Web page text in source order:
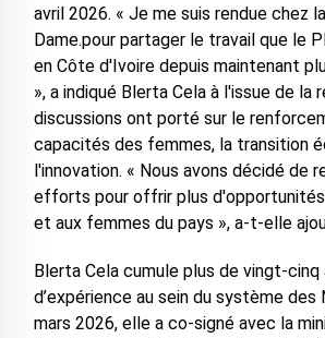
avril 2026. « Je me suis rendue chez
Dame.pour partager le travail que le
en Côte d'Ivoire depuis maintenant
», a indiqué Blerta Cela à l'issue de la
discussions ont porté sur le
capacités des femmes, la transition
l'innovation. « Nous avons décidé de
efforts pour offrir plus d'opportunités
et aux femmes du pays », a-t-elle
Blerta Cela cumule plus de vingt-cinq
d’expérience au sein du système des
mars 2026, elle a co-signé avec la